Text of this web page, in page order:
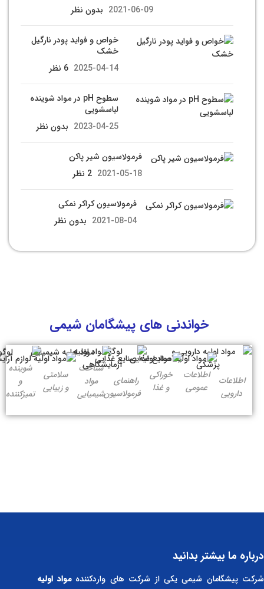
2021-06-09 بدون نظر
خواص و فواید پودر نارگیل
خشک
2025-04-14 6 نظر
سطوح pH در مواد شوینده
لباسشویی
2023-04-25 بدون نظر
فرمولاسیون شیر پاکن
2021-05-18 2 نظر
فرمولاسیون کراکر نمکی
2021-08-04 بدون نظر
خواندنی های پیشگامان شیمی
اطلاعات
دارویی
اطلاعات
عمومی
خوراکی
و غذا
راهنمای
فرمولاسیون
شناخت
مواد
شیمیایی
سلامتی
و زیبایی
شوینده
و
تمیزکننده
درباره ما بیشتر بدانید
شرکت پیشگامان شیمی یکی از شرکت های واردکنندهمواد اولیه